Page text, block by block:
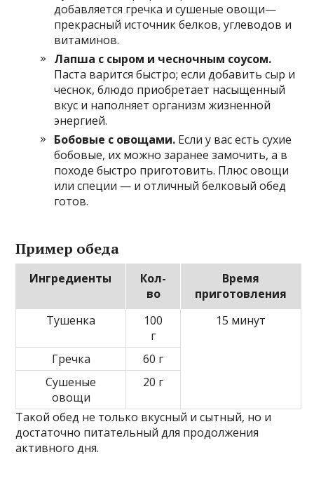
добавляется гречка и сушеные овощи—
прекрасный источник белков, углеводов и
витаминов.
Лапша с сыром и чесночным соусом.
Паста варится быстро; если добавить сыр и
чеснок, блюдо приобретает насыщенный
вкус и наполняет организм жизненной
энергией.
Бобовые с овощами. Если у вас есть сухие
бобовые, их можно заранее замочить, а в
походе быстро приготовить. Плюс овощи
или специи — и отличный белковый обед
готов.
Пример обеда
Ингредиенты
Кол-
во
Время
приготовления
Тушенка
100
г
15 минут
Гречка
60 г
Сушеные
овощи
20 г
Такой обед не только вкусный и сытный, но и
достаточно питательный для продолжения
активного дня.